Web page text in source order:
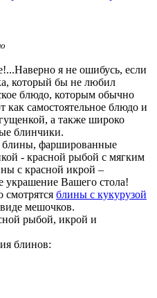
я не ошибусь, если
который бы не любил
блюдо, которым обычно
как самостоятельное блюдо и
а также широко
блинчики.
фаршированные
- красной рыбой с мягким
с красной икрой –
украшение Вашего стола!
смотрятся блины с кукурузой
мешочков.
рыбой, икрой и
блинов: